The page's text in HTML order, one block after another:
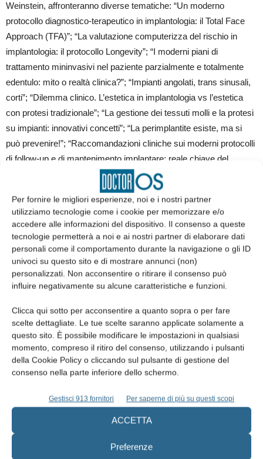
Per fornire le migliori esperienze, noi e i nostri partner
utilizziamo tecnologie come i cookie per memorizzare e/o
accedere alle informazioni del dispositivo. Il consenso a queste
tecnologie permetterà a noi e ai nostri partner di elaborare dati
personali come il comportamento durante la navigazione o gli ID
univoci su questo sito e di mostrare annunci (non)
personalizzati. Non acconsentire o ritirare il consenso può
influire negativamente su alcune caratteristiche e funzioni.
Clicca qui sotto per acconsentire a quanto sopra o per fare
scelte dettagliate. Le tue scelte saranno applicate solamente a
questo sito. È possibile modificare le impostazioni in qualsiasi
momento, compreso il ritiro del consenso, utilizzando i pulsanti
della Cookie Policy o cliccando sul pulsante di gestione del
consenso nella parte inferiore dello schermo.
Gestisci 913 fornitori Per saperne di più su questi scopi
ACCETTA
Preferenze
Weinstein, affronteranno diverse tematiche: “Un moderno
protocollo diagnostico-terapeutico in implantologia: il Total Face
Approach (TFA)”; “La valutazione computerizza del rischio in
implantologia: il protocollo Longevity”; “I moderni piani di
trattamento mininvasivi nel paziente parzialmente e totalmente
edentulo: mito o realtà clinica?”; “Impianti angolati, trans sinusali,
corti”; “Dilemma clinico. L’estetica in implantologia vs l’estetica
con protesi tradizionale”; “La gestione dei tessuti molli e la protesi
su impianti: innovativi concetti”; “La perimplantite esiste, ma si
può prevenire!”; “Raccomandazioni cliniche sui moderni protocolli
di follow-up e di mantenimento implantare: reale chiave del
successo a lungo termine”.
Al termine, una tavola rotonda con discussione interattiva. ●
San Patrignano Eventi
Via San Patrignano, 53 47853 Coriano (RN)
Tel. 0541.362 111 Fax 0541.362 411
eventi@sanpatrignano.org
www.sanpatrignano.org
Articolo precedente
dentinale con Simone Grandini e
Articolo successivo
Align Technology raggiunge i 4
milioni di pazienti